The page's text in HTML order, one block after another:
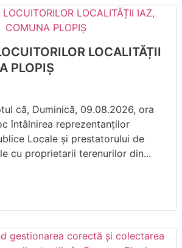
LOCALITĂȚII
PLOPIȘ
că, Duminică, 09.08.2026, ora
întâlnirea reprezentanților
Locale și prestatorului de
cu proprietarii terenurilor din...